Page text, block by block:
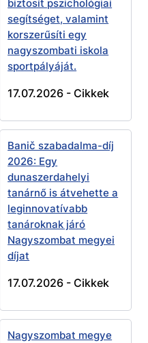
biztosít pszichológiai
segítséget, valamint
korszerűsíti egy
nagyszombati iskola
sportpályáját.
17.07.2026 - Cikkek
Banič szabadalma-díj
2026: Egy
dunaszerdahelyi
tanárnő is átvehette a
leginnovatívabb
tanároknak járó
Nagyszombat megyei
díjat
17.07.2026 - Cikkek
Nagyszombat megye